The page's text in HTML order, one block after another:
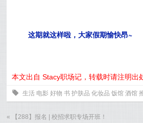
这期就这样啦，大家假期愉快昂~
本文出自 Stacy职场记，转载时请注明出
0 生活 电影 好物 书 护肤品 化妆品 饭馆 酒馆
« 【288】报名 | 校招求职专场开班！